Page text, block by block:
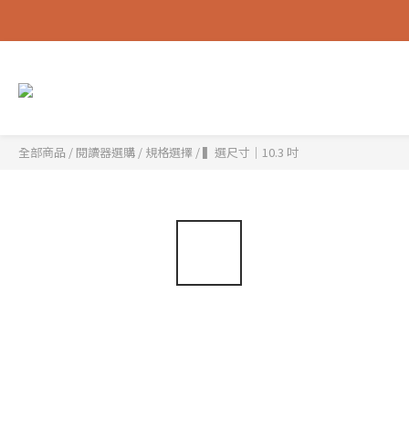
全部商品 / 閱讀器選購 / 規格選擇 /▍選尺寸｜10.3 吋